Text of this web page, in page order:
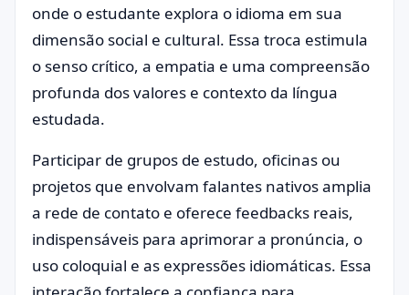
onde o estudante explora o idioma em sua
dimensão social e cultural. Essa troca estimula
o senso crítico, a empatia e uma compreensão
profunda dos valores e contexto da língua
estudada.
Participar de grupos de estudo, oficinas ou
projetos que envolvam falantes nativos amplia
a rede de contato e oferece feedbacks reais,
indispensáveis para aprimorar a pronúncia, o
uso coloquial e as expressões idiomáticas. Essa